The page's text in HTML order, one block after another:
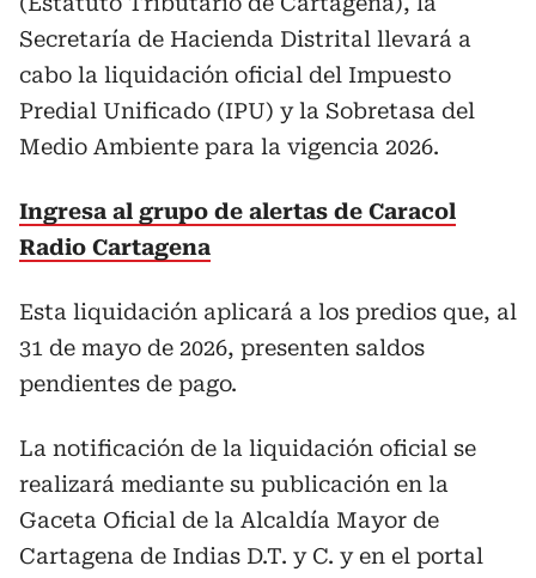
Secretaría de Hacienda Distrital llevará a
cabo la liquidación oficial del Impuesto
Predial Unificado (IPU) y la Sobretasa del
Medio Ambiente para la vigencia 2026.
Ingresa al grupo de alertas de Caracol
Radio Cartagena
Esta liquidación aplicará a los predios que, al
31 de mayo de 2026, presenten saldos
pendientes de pago.
La notificación de la liquidación oficial se
realizará mediante su publicación en la
Gaceta Oficial de la Alcaldía Mayor de
Cartagena de Indias D.T. y C. y en el portal